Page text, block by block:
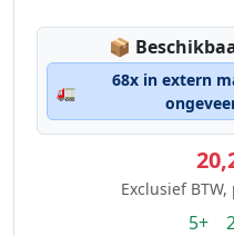
📦
🚛
68x in extern
Exclusief
5+